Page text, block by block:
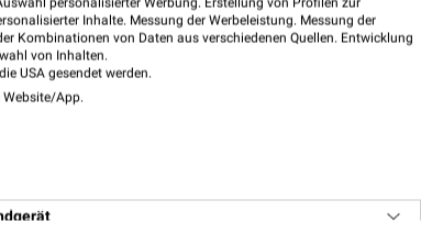
17,1 km
ab 01.08.
gültig
Angebote ab 03.08.
Inhalte. Messung der Werbeleistung. Messung der
Kombinationen von Daten aus verschiedenen Quellen. Entwicklung
von Inhalten.
USA gesendet werden.
App.